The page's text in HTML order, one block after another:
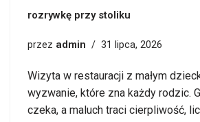
rozrywkę przy stoliku
przez admin 31 lipca, 2026
Wizyta w restauracji z małym
wyzwanie, które zna każdy rodzic.
czeka, a maluch traci cierpliwość,